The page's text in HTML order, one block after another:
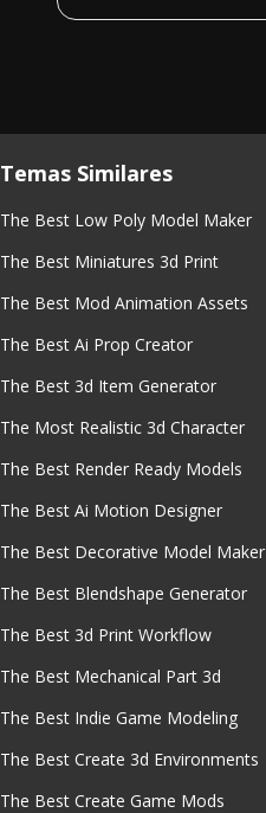
Temas Similares
The Best Low Poly Model Maker
The Best Miniatures 3d Print
The Best Mod Animation Assets
The Best Ai Prop Creator
The Best 3d Item Generator
The Most Realistic 3d Character
The Best Render Ready Models
The Best Ai Motion Designer
The Best Decorative Model Maker
The Best Blendshape Generator
The Best 3d Print Workflow
The Best Mechanical Part 3d
The Best Indie Game Modeling
The Best Create 3d Environments
The Best Create Game Mods